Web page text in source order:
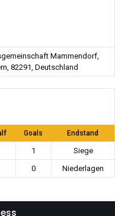
Mammendorf,
82291, Deutschland
Goals Endstand
1
Siege
0 Niederlagen